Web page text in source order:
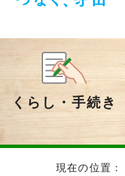
くらし・手続き
現在の位置：